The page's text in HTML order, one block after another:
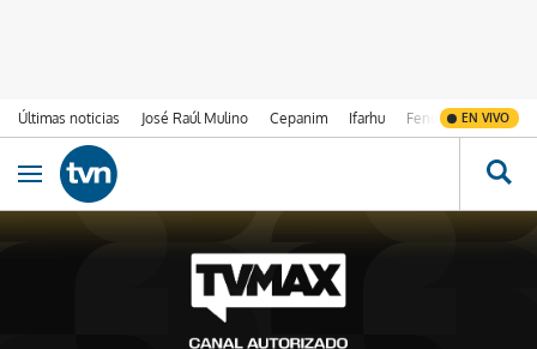
Últimas noticias José Raúl Mulino Cepanim Ifarhu Fenómeno de El
EN VIVO
Ir al contenido
Obrir navegació